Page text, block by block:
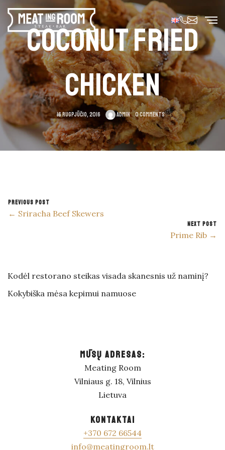
COCONUT FRIED
CHICKEN
16 rugpjūčio, 2016 admin 0 Comments
PREVIOUS POST
← Sriracha Beef Skewers
NEXT POST
Prime Rib →
Kodėl restorano steikas visada skanesnis už naminį?
Kokybiška mėsa kepimui namuose
MŪSŲ ADRESAS:
Meating Room
Vilniaus g. 18, Vilnius
Lietuva
KONTAKTAI
+370 672 66544
info@meatingroom.lt